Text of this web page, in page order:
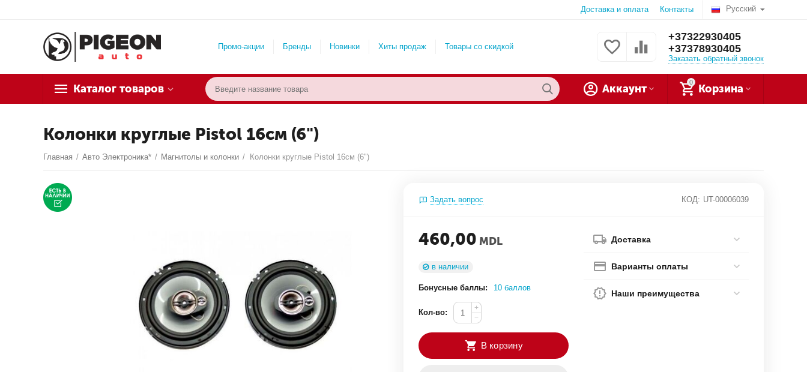
Русский
Доставка и оплата Контакты
Промо-акции Бренды Новинки Хиты продаж Товары со скидкой
+37322930405
+37378930405
Заказать обратный звонок
Каталог товаров
0
Корзина
Аккаунт
Колонки круглые Pistol 16см (6")
Главная / Авто Электроника* / Магнитолы и колонки / Колонки круглые Pistol 16см (6")
Задать вопрос КОД: UT-00006039
460,00 MDL
в наличии
Бонусные баллы: 10 баллов
Кол-во:
+
−
В корзину
Доставка
Варианты оплаты
Наши преимущества